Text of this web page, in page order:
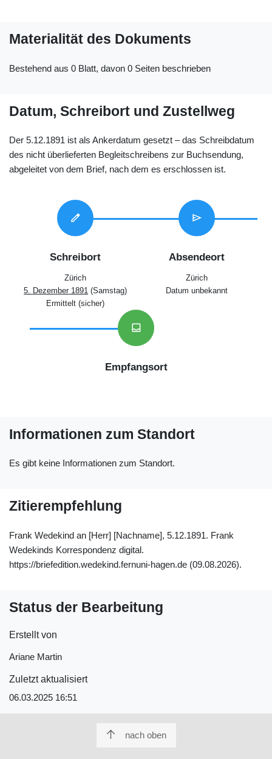
Materialität des Dokuments
Bestehend aus 0 Blatt, davon 0 Seiten beschrieben
Datum, Schreibort und Zustellweg
Der 5.12.1891 ist als Ankerdatum gesetzt – das Schreibdatum
des nicht überlieferten Begleitschreibens zur Buchsendung,
abgeleitet von dem Brief, nach dem es erschlossen ist.
edit
Schreibort
Zürich
5. Dezember 1891 (Samstag)
Ermittelt (sicher)
send
Absendeort
Zürich
Datum unbekannt
inbox
Empfangsort
Informationen zum Standort
Es gibt keine Informationen zum Standort.
Zitierempfehlung
Frank Wedekind an [Herr] [Nachname], 5.12.1891. Frank
Wedekinds Korrespondenz digital.
https://briefedition.wedekind.fernuni-hagen.de (09.08.2026).
Status der Bearbeitung
Erstellt von
Ariane Martin
Zuletzt aktualisiert
06.03.2025 16:51
nach oben